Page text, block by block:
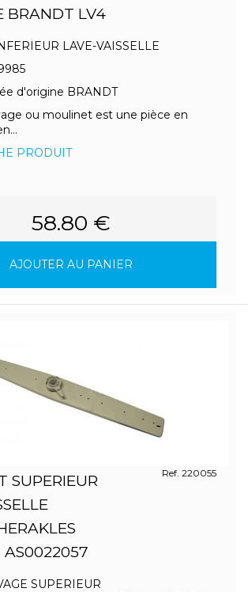
BRANDT LV4
LAVE-VAISSELLE
d'origine BRANDT
ou moulinet est une pièce en
PRODUIT
58.80 €
AJOUTER AU PANIER
SUPERIEUR
AS0022057
Ref. 220055
SUPERIEUR